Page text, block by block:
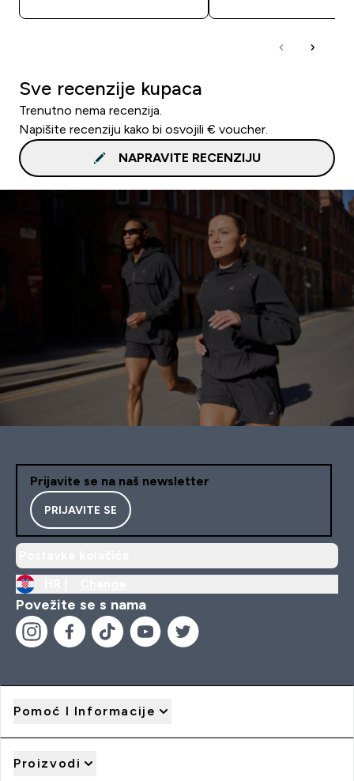
Sve recenzije kupaca
Trenutno nema recenzija.
Napišite recenziju kako bi osvojili € voucher.
NAPRAVITE RECENZIJU
Prijavite se na naš newsletter
PRIJAVITE SE
Povežite se s nama
Pomoć I Informacije
Proizvodi